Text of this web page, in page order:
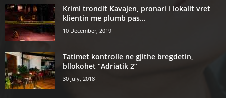
Krimi trondit Kavajen, pronari i lokalit vret
klientin me plumb pas...
10 December, 2019
Tatimet kontrolle ne gjithe bregdetin,
bllokohet “Adriatik 2”
30 July, 2018